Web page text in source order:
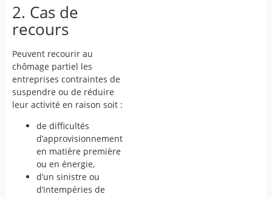
2. Cas de
recours
Peuvent recourir au
chômage partiel les
entreprises contraintes de
suspendre ou de réduire
leur activité en raison soit :
de difficultés
d’approvisionnement
en matière première
ou en énergie,
d’un sinistre ou
d’intempéries de